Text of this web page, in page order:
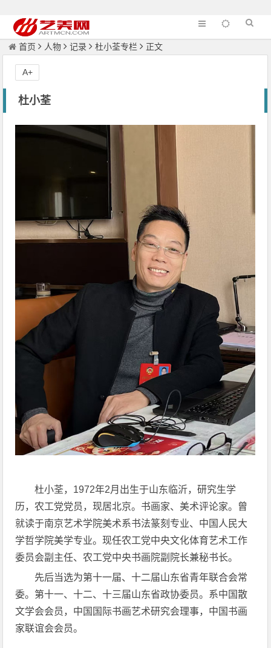
首页 人物 记录 杜小荃专栏 正文
杜小荃
杜小荃，1972年2月出生于山东临沂，研究生学
历，农工党党员，现居北京。书画家、美术评论家。曾
就读于南京艺术学院美术系书法篆刻专业、中国人民大
学哲学院美学专业。现任农工党中央文化体育艺术工作
委员会副主任、农工党中央书画院副院长兼秘书长。
先后当选为第十一届、十二届山东省青年联合会常
委。第十一、十二、十三届山东省政协委员。系中国散
文学会会员，中国国际书画艺术研究会理事，中国书画
家联谊会会员。
A+